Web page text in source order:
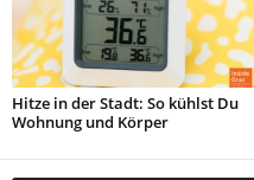
Hitze in der Stadt: So kühlst Du
Wohnung und Körper